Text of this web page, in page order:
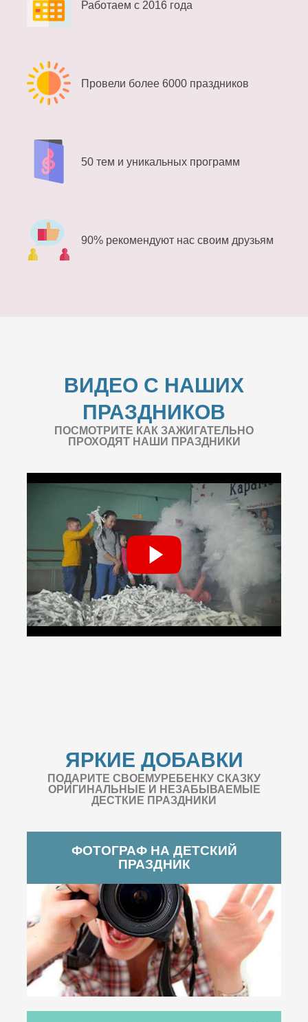
Работаем с 2016 года
Провели более 6000 праздников
50 тем и уникальных программ
90% рекомендуют нас своим друзьям
ВИДЕО С НАШИХ
ПРАЗДНИКОВ
ПОСМОТРИТЕ КАК ЗАЖИГАТЕЛЬНО
ПРОХОДЯТ НАШИ ПРАЗДНИКИ
ЯРКИЕ ДОБАВКИ
ПОДАРИТЕ СВОЕМУРЕБЕНКУ СКАЗКУ
ОРИГИНАЛЬНЫЕ И НЕЗАБЫВАЕМЫЕ
ДЕСТКИЕ ПРАЗДНИКИ
ФОТОГРАФ НА ДЕТСКИЙ
ПРАЗДНИК